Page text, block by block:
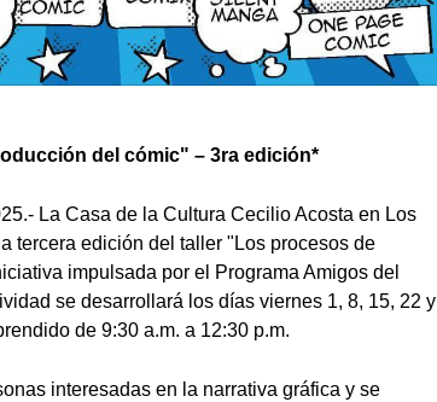
del cómic" – 3ra edición*
La Casa de la Cultura Cecilio Acosta en Los
tercera edición del taller "Los procesos de
impulsada por el Programa Amigos del
se desarrollará los días viernes 1, 8, 15, 22 y
de 9:30 a.m. a 12:30 p.m.
interesadas en la narrativa gráfica y se